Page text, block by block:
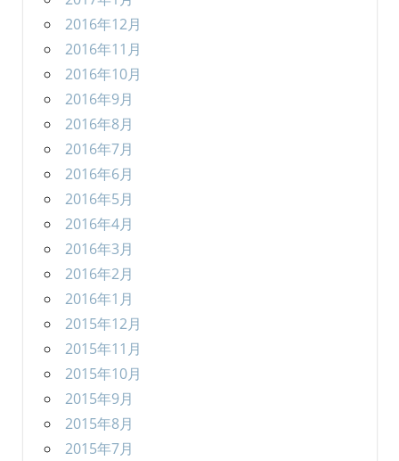
2016年12月
2016年11月
2016年10月
2016年9月
2016年8月
2016年7月
2016年6月
2016年5月
2016年4月
2016年3月
2016年2月
2016年1月
2015年12月
2015年11月
2015年10月
2015年9月
2015年8月
2015年7月